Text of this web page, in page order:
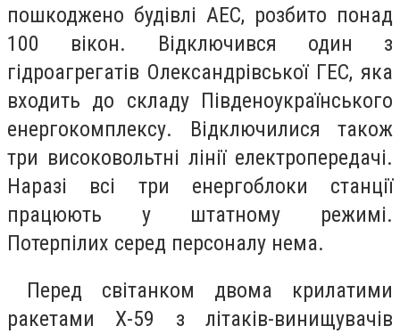
пошкоджено будівлі АЕС, розбито понад
100 вікон. Відключився один з
гідроагрегатів Олександрівської ГЕС, яка
входить до складу Південоукраїнського
енергокомплексу. Відключилися також
три високовольтні лінії електропередачі.
Наразі всі три енергоблоки станції
працюють у штатному режимі.
Потерпілих серед персоналу нема.
Перед світанком двома крилатими
ракетами Х-59 з літаків-винищувачів